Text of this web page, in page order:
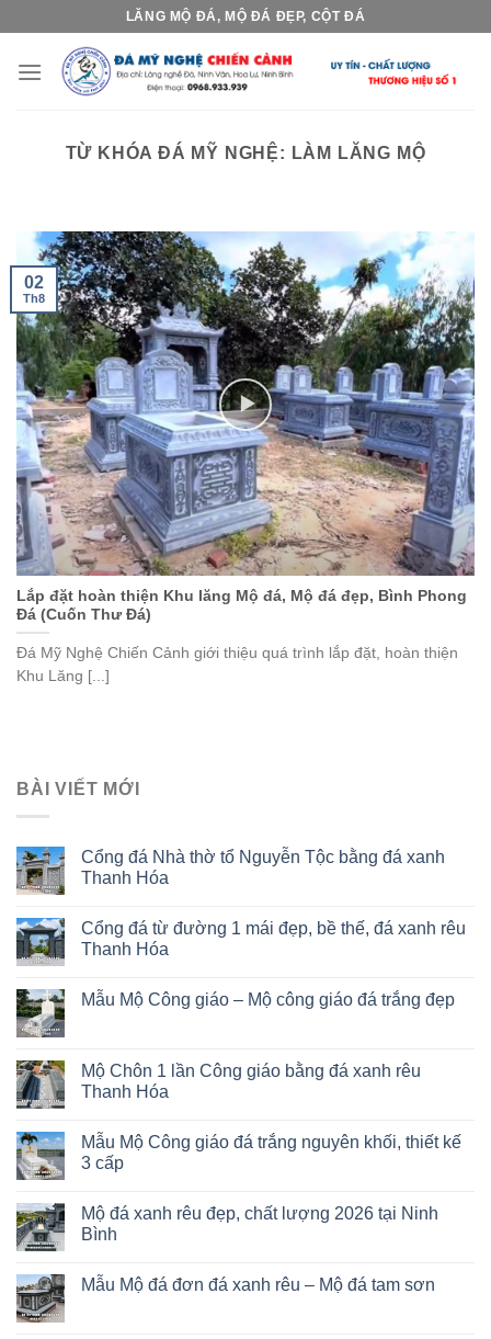
content
LĂNG MỘ ĐÁ, MỘ ĐÁ ĐẸP, CỘT ĐÁ
TỪ KHÓA ĐÁ MỸ NGHỆ: LÀM LĂNG MỘ
Lắp đặt hoàn thiện Khu lăng Mộ đá, Mộ đá đẹp, Bình Phong
Đá (Cuốn Thư Đá)
Đá Mỹ Nghệ Chiến Cảnh giới thiệu quá trình lắp đặt, hoàn thiện
Khu Lăng [...]
02
Th8
BÀI VIẾT MỚI
Cổng đá Nhà thờ tổ Nguyễn Tộc bằng đá xanh
Thanh Hóa
Cổng đá từ đường 1 mái đẹp, bề thế, đá xanh rêu
Thanh Hóa
Mẫu Mộ Công giáo – Mộ công giáo đá trắng đẹp
Mộ Chôn 1 lần Công giáo bằng đá xanh rêu
Thanh Hóa
Mẫu Mộ Công giáo đá trắng nguyên khối, thiết kế
3 cấp
Mộ đá xanh rêu đẹp, chất lượng 2026 tại Ninh
Bình
Mẫu Mộ đá đơn đá xanh rêu – Mộ đá tam sơn